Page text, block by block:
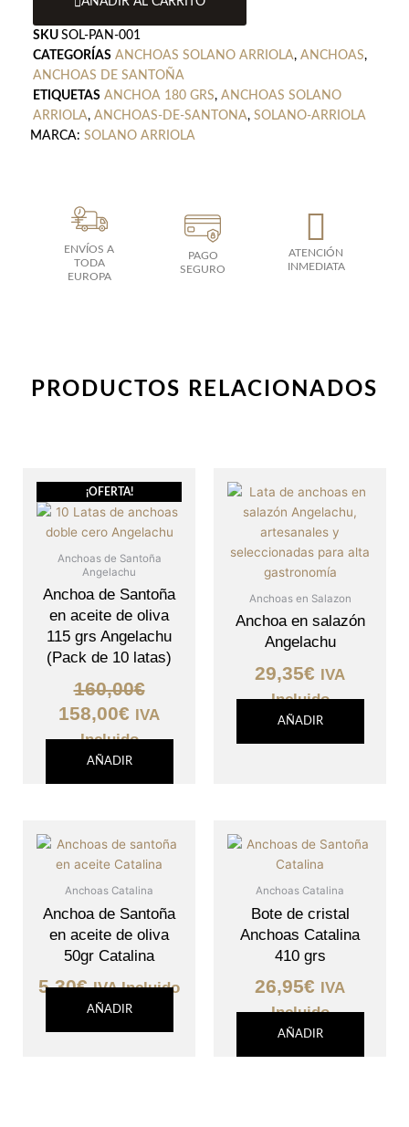
Arriola
cantidad
SKU SOL-PAN-001
CATEGORÍAS ANCHOAS SOLANO ARRIOLA, ANCHOAS,
ANCHOAS DE SANTOÑA
ETIQUETAS ANCHOA 180 GRS, ANCHOAS SOLANO
ARRIOLA, ANCHOAS-DE-SANTONA, SOLANO-ARRIOLA
MARCA:SOLANO ARRIOLA
ENVÍOS A
TODA
EUROPA
PAGO
SEGURO
ATENCIÓN
INMEDIATA
PRODUCTOS RELACIONADOS
¡OFERTA!
Anchoas de Santoña
Angelachu
Anchoa de Santoña
en aceite de oliva
115 grs Angelachu
(Pack de 10 latas)
160,00€
El
precio
original
era:
160,00€.
158,00€
El
precio
actual
es:
158,00€.
IVA
Incluido
AÑADIR
Anchoas en Salazon
Anchoa en salazón
Angelachu
29,35€ IVA
Incluido
AÑADIR
Anchoas Catalina
Anchoa de Santoña
en aceite de oliva
50gr Catalina
5,30€ IVA Incluido
AÑADIR
Anchoas Catalina
Bote de cristal
Anchoas Catalina
410 grs
26,95€
IVA
Incluido
AÑADIR